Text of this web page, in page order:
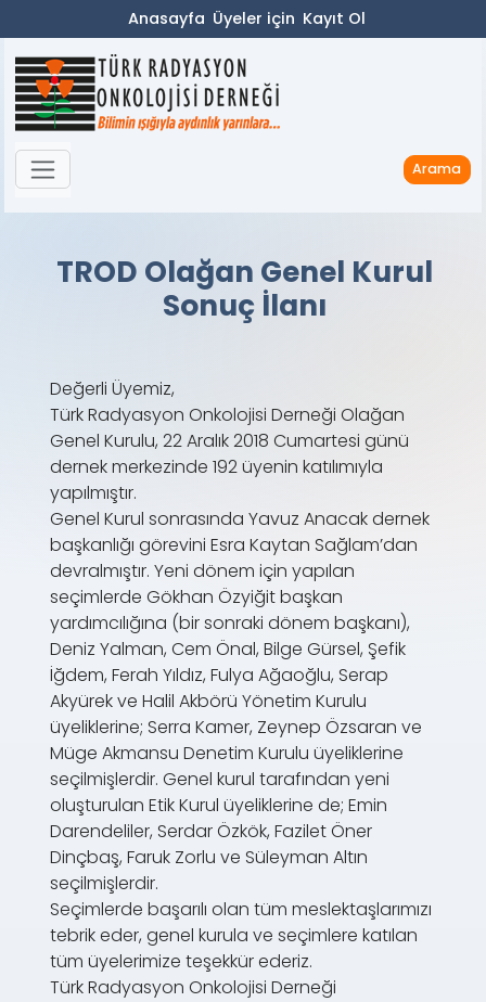
Anasayfa Üyeler için Kayıt Ol
Arama
TROD Olağan Genel Kurul
Sonuç İlanı
Değerli Üyemiz,
Türk Radyasyon Onkolojisi Derneği Olağan
Genel Kurulu, 22 Aralık 2018 Cumartesi günü
dernek merkezinde 192 üyenin katılımıyla
yapılmıştır.
Genel Kurul sonrasında Yavuz Anacak dernek
başkanlığı görevini Esra Kaytan Sağlam’dan
devralmıştır. Yeni dönem için yapılan
seçimlerde Gökhan Özyiğit başkan
yardımcılığına (bir sonraki dönem başkanı),
Deniz Yalman, Cem Önal, Bilge Gürsel, Şefik
İğdem, Ferah Yıldız, Fulya Ağaoğlu, Serap
Akyürek ve Halil Akbörü Yönetim Kurulu
üyeliklerine; Serra Kamer, Zeynep Özsaran ve
Müge Akmansu Denetim Kurulu üyeliklerine
seçilmişlerdir. Genel kurul tarafından yeni
oluşturulan Etik Kurul üyeliklerine de; Emin
Darendeliler, Serdar Özkök, Fazilet Öner
Dinçbaş, Faruk Zorlu ve Süleyman Altın
seçilmişlerdir.
Seçimlerde başarılı olan tüm meslektaşlarımızı
tebrik eder, genel kurula ve seçimlere katılan
tüm üyelerimize teşekkür ederiz.
Türk Radyasyon Onkolojisi Derneği